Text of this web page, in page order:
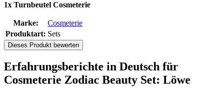
1x Turnbeutel Cosmeterie
Marke:
Cosmeterie
Produktart: Sets
Dieses Produkt bewerten
Erfahrungsberichte in Deutsch für
Cosmeterie Zodiac Beauty Set: Löwe